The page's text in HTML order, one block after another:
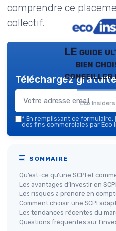
comprendre ce
collectif.
LE guide
bien
conseiller
Eco
Téléchargez
* En remplissant ce formulaire,
des fins commerciales par Eco
SOMMAIRE
Qu’est-ce qu’une SCPI et
Les avantages d’investir en
Les risques à prendre en
Comment choisir une SCPI
Les tendances récentes du
Questions fréquentes sur